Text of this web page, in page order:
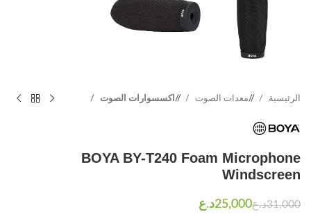
الرئيسية / معدات الصوت / اكسسوارات الصوت
BOYA BY-T240 Foam Microphone
Windscreen
د.ع د.ع